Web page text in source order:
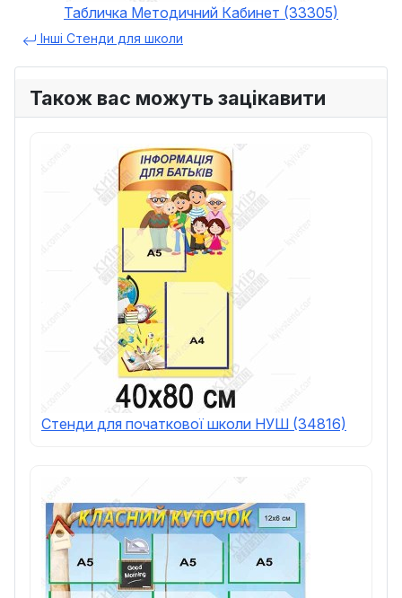
Табличка Методичний Кабинет (33305)
Інші Стенди для школи
Також вас можуть зацікавити
Стенди для початкової школи НУШ (34816)